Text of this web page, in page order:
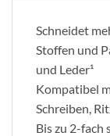
Schneidet
Stoffen und
und Leder¹
Kompatibel
Schreiben,
Bis zu 2-fach